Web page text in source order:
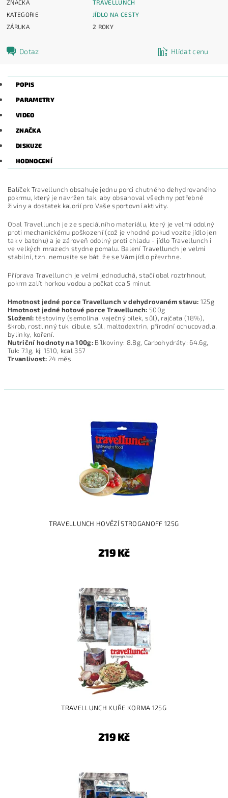
ZNAČKA
TRAVELLUNCH
KATEGORIE
JÍDLO NA CESTY
ZÁRUKA
2 ROKY
Dotaz Hlídat cenu
POPIS
PARAMETRY
VIDEO
ZNAČKA
DISKUZE
HODNOCENÍ
Balíček Travellunch obsahuje jednu porci chutného dehydrovaného
pokrmu, který je navržen tak, aby obsahoval všechny potřebné
živiny a dostatek kalorií pro Vaše sportovní aktivity.
Obal Travellunch je ze speciálního materiálu, který je velmi odolný
proti mechanickému poškození (což je vhodné pokud vozíte jídlo jen
tak v batohu) a je zároveň odolný proti chladu - jídlo Travellunch i
ve velkých mrazech stydne pomalu. Balení Travellunch je velmi
stabilní, tzn. nemusíte se bát, že se Vám jídlo převrhne.
Příprava Travellunch je velmi jednoduchá, stačí obal roztrhnout,
pokrm zalít horkou vodou a počkat cca 5 minut.
Hmotnost jedné porce Travellunch v dehydrovaném stavu: 125g
Hmotnost jedné hotové porce Travellunch: 500g
Složení: těstoviny (semolína, vaječný bílek, sůl), rajčata (18%),
škrob, rostlinný tuk, cibule, sůl, maltodextrin, přírodní ochucovadla,
bylinky, koření.
Nutriční hodnoty na 100g: Bílkoviny: 8.8g, Carbohydráty: 64.6g,
Tuk: 7.1g, kj: 1510, kcal 357
Trvanlivost:24 měs.
TRAVELLUNCH HOVĚZÍ STROGANOFF 125G
219 Kč
TRAVELLUNCH KUŘE KORMA 125G
219 Kč